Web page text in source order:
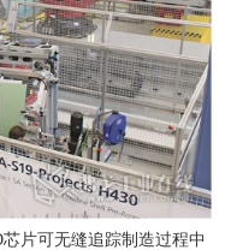
片可无缝追踪制造过程中